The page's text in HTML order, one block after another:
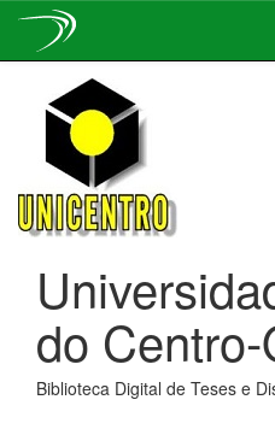
navigation
do
Biblioteca Digital de Teses e